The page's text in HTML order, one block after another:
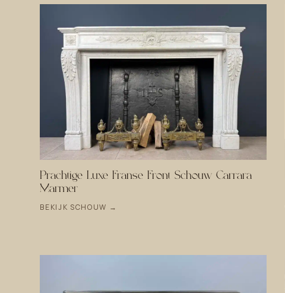
Prachtige Luxe Franse Front Schouw Carrara
Marmer
BEKIJK SCHOUW →